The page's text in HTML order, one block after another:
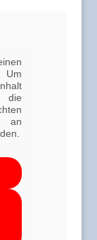
. Um
die
an